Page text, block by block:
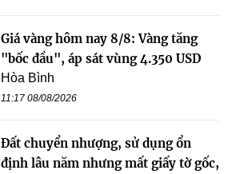
Giá vàng hôm nay 8/8: Vàng tăng
"bốc đầu", áp sát vùng 4.350 USD
Hòa Bình
11:17 08/08/2026
Đất chuyển nhượng, sử dụng ổn
định lâu năm nhưng mất giấy tờ gốc,